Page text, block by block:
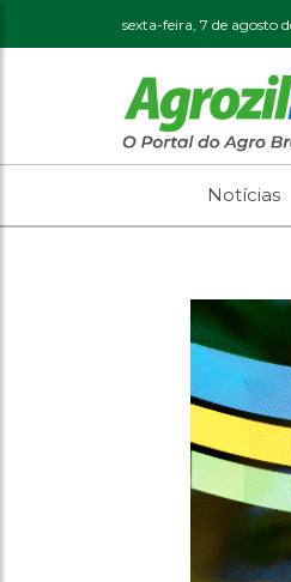
sexta-feira, 7 de agosto
Notícias